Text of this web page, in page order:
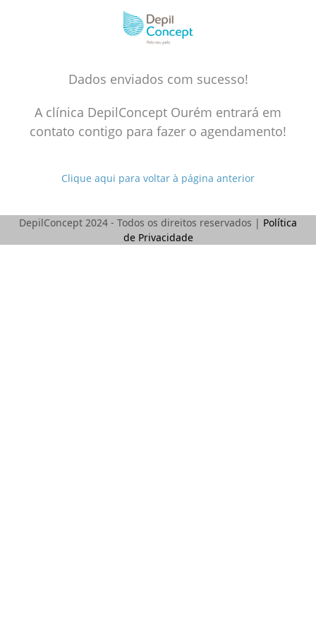
Dados enviados com sucesso!
A clínica DepilConcept Ourém entrará em
contato contigo para fazer o agendamento!
Clique aqui para voltar à página anterior
DepilConcept 2024 - Todos os direitos reservados | Política
de Privacidade